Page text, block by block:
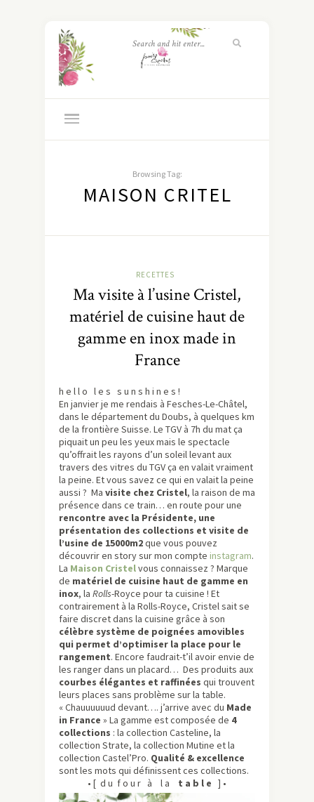
Browsing Tag:
MAISON CRITEL
RECETTES
Ma visite à l’usine Cristel,
matériel de cuisine haut de
gamme en inox made in
France
h e l l o l e s s u n s h i n e s !
En janvier je me rendais à Fesches-Le-Châtel,
dans le département du Doubs, à quelques km
de la frontière Suisse. Le TGV à 7h du mat ça
piquait un peu les yeux mais le spectacle
qu’offrait les rayons d’un soleil levant aux
travers des vitres du TGV ça en valait vraiment
la peine. Et vous savez ce qui en valait la peine
aussi ? Ma visite chez Cristel, la raison de ma
présence dans ce train… en route pour une
rencontre avec la Présidente, une
présentation des collections et visite de
l’usine de 15000m2que vous pouvez
découvrir en story sur mon compte instagram.
La Maison Cristelvous connaissez ? Marque
de matériel de cuisine haut de gamme en
inox, la Rolls-Royce pour ta cuisine ! Et
contrairement à la Rolls-Royce, Cristel sait se
faire discret dans la cuisine grâce à son
célèbre système de poignées amovibles
qui permet d’optimiser la place pour le
rangement. Encore faudrait-t’il avoir envie de
les ranger dans un placard… Des produits aux
courbes élégantes et raffinées qui trouvent
leurs places sans problème sur la table.
« Chauuuuuud devant…. j’arrive avec du Made
in France » La gamme est composée de 4
collections : la collection Casteline, la
collection Strate, la collection Mutine et la
collection Castel’Pro. Qualité & excellence
sont les mots qui définissent ces collections.
• [ d u f o u r à l a t a b l e ] •